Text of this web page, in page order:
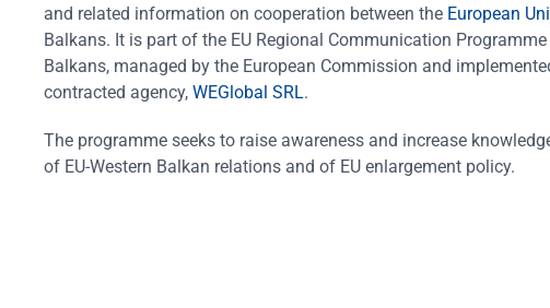
and related information on cooperation between the European
Balkans. It is part of the EU Regional Communication
Balkans, managed by the European Commission and
contracted agency, WEGlobal SRL.
The programme seeks to raise awareness and increase
of EU-Western Balkan relations and of EU enlargement policy.